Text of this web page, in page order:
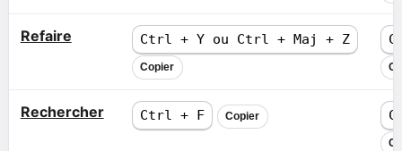
Refaire Ctrl + Y ou Ctrl + Maj + Z
Copier
Rechercher Ctrl + F Copier